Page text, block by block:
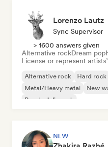
Lorenzo Lautz
Sync Supervisor
> 1600 answers given
Alternative rockDream pop
License or represent
Alternative rock Hard rock
Metal/Heavy metal
New
Psychedelic rock
NEW